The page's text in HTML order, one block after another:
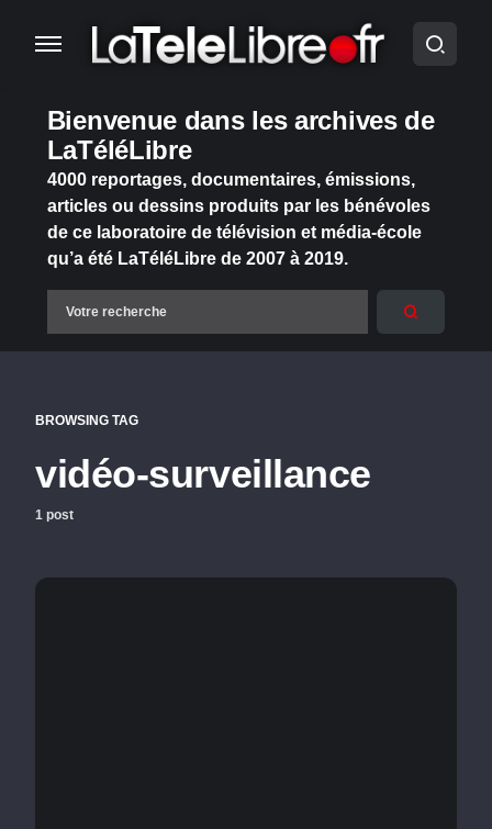
Bienvenue dans les archives de
LaTéléLibre
4000 reportages, documentaires, émissions,
articles ou dessins produits par les bénévoles
de ce laboratoire de télévision et média-école
qu’a été LaTéléLibre de 2007 à 2019.
BROWSING TAG
vidéo-surveillance
1 post